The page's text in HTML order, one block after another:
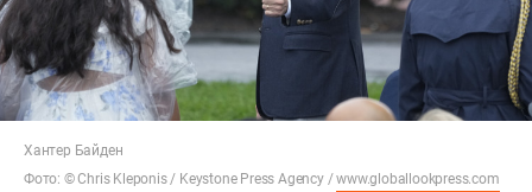
Хантер Байден
Фото: © Chris Kleponis / Keystone Press Agency /www.globallookpress.com